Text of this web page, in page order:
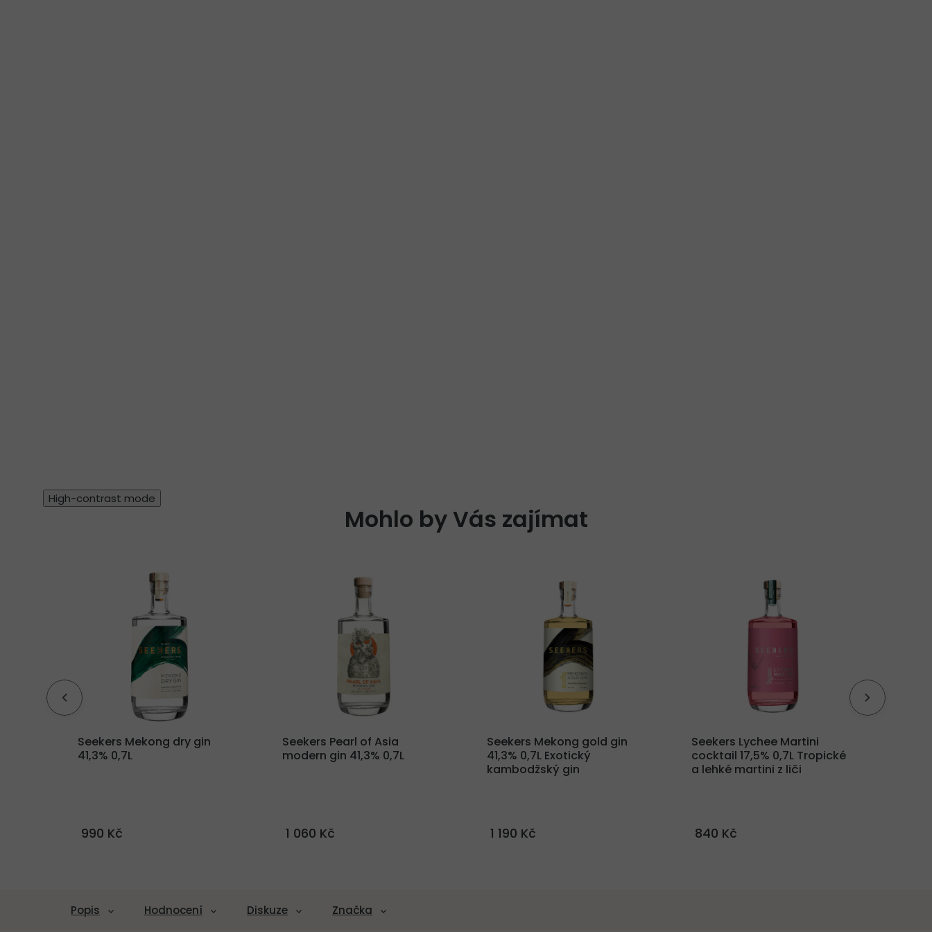
High-contrast mode
Mohlo by Vás zajímat
Seekers Mekong dry gin
41,3% 0,7L
990 Kč
Seekers Pearl of Asia
modern gin 41,3% 0,7L
1 060 Kč
Seekers Mekong gold gin
41,3% 0,7L Exotický
kambodžský gin
1 190 Kč
Seekers Lychee Martini
cocktail 17,5% 0,7L Tropické
a lehké martini z liči
840 Kč
Popis Hodnocení Diskuze Značka